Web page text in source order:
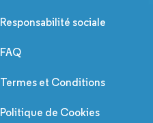
Responsabilité sociale
FAQ
Termes et Conditions
Politique de Cookies